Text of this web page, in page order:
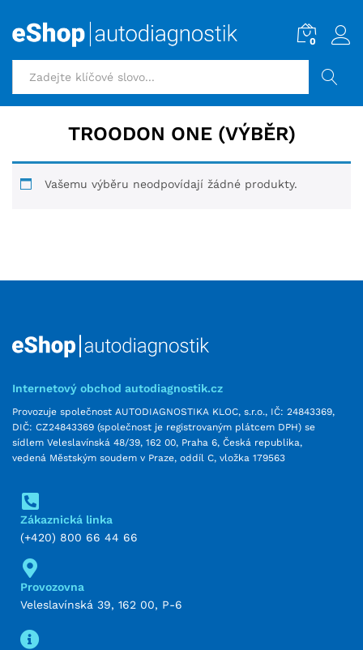
0
TROODON ONE (VÝBĚR)
Vašemu výběru neodpovídají žádné produkty.
Internetový obchod autodiagnostik.cz
Provozuje společnost AUTODIAGNOSTIKA KLOC, s.r.o., IČ: 24843369,
DIČ: CZ24843369 (společnost je registrovaným plátcem DPH) se
sídlem Veleslavínská 48/39, 162 00, Praha 6, Česká republika,
vedená Městským soudem v Praze, oddíl C, vložka 179563
Zákaznická linka
(+420) 800 66 44 66
Provozovna
Veleslavínská 39, 162 00, P-6